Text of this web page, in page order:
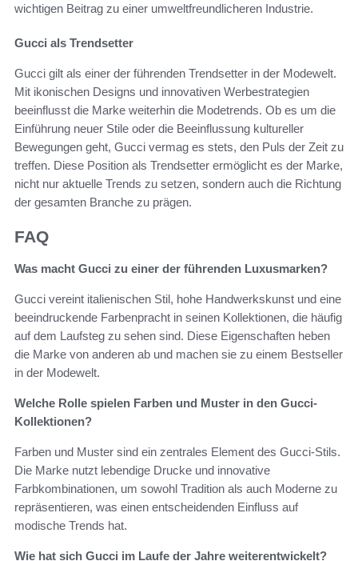
wichtigen Beitrag zu einer umweltfreundlicheren Industrie.
Gucci als Trendsetter
Gucci gilt als einer der führenden Trendsetter in der Modewelt.
Mit ikonischen Designs und innovativen Werbestrategien
beeinflusst die Marke weiterhin die Modetrends. Ob es um die
Einführung neuer Stile oder die Beeinflussung kultureller
Bewegungen geht, Gucci vermag es stets, den Puls der Zeit zu
treffen. Diese Position als Trendsetter ermöglicht es der Marke,
nicht nur aktuelle Trends zu setzen, sondern auch die Richtung
der gesamten Branche zu prägen.
FAQ
Was macht Gucci zu einer der führenden Luxusmarken?
Gucci vereint italienischen Stil, hohe Handwerkskunst und eine
beeindruckende Farbenpracht in seinen Kollektionen, die häufig
auf dem Laufsteg zu sehen sind. Diese Eigenschaften heben
die Marke von anderen ab und machen sie zu einem Bestseller
in der Modewelt.
Welche Rolle spielen Farben und Muster in den Gucci-
Kollektionen?
Farben und Muster sind ein zentrales Element des Gucci-Stils.
Die Marke nutzt lebendige Drucke und innovative
Farbkombinationen, um sowohl Tradition als auch Moderne zu
repräsentieren, was einen entscheidenden Einfluss auf
modische Trends hat.
Wie hat sich Gucci im Laufe der Jahre weiterentwickelt?